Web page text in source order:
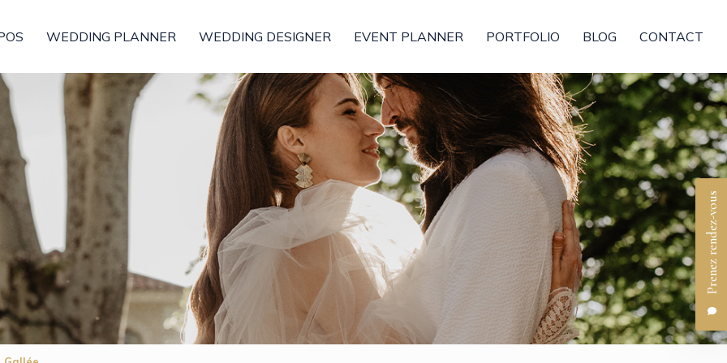
Prenez rendez-vous
WEDDING PLANNER WEDDING DESIGNER EVENT PLANNER PORTFOLIO BLOG CONTACT